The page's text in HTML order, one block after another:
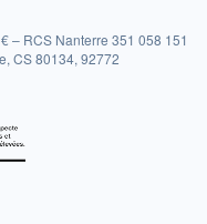
– RCS Nanterre 351 058 151
CS 80134, 92772